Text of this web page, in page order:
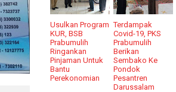
Usulkan Program
KUR, BSB
Prabumulih
Ringankan
Pinjaman Untuk
Bantu
Perekonomian
Terdampak
Covid-19, PKS
Prabumulih
Berikan
Sembako Ke
Pondok
Pesantren
Darussalam